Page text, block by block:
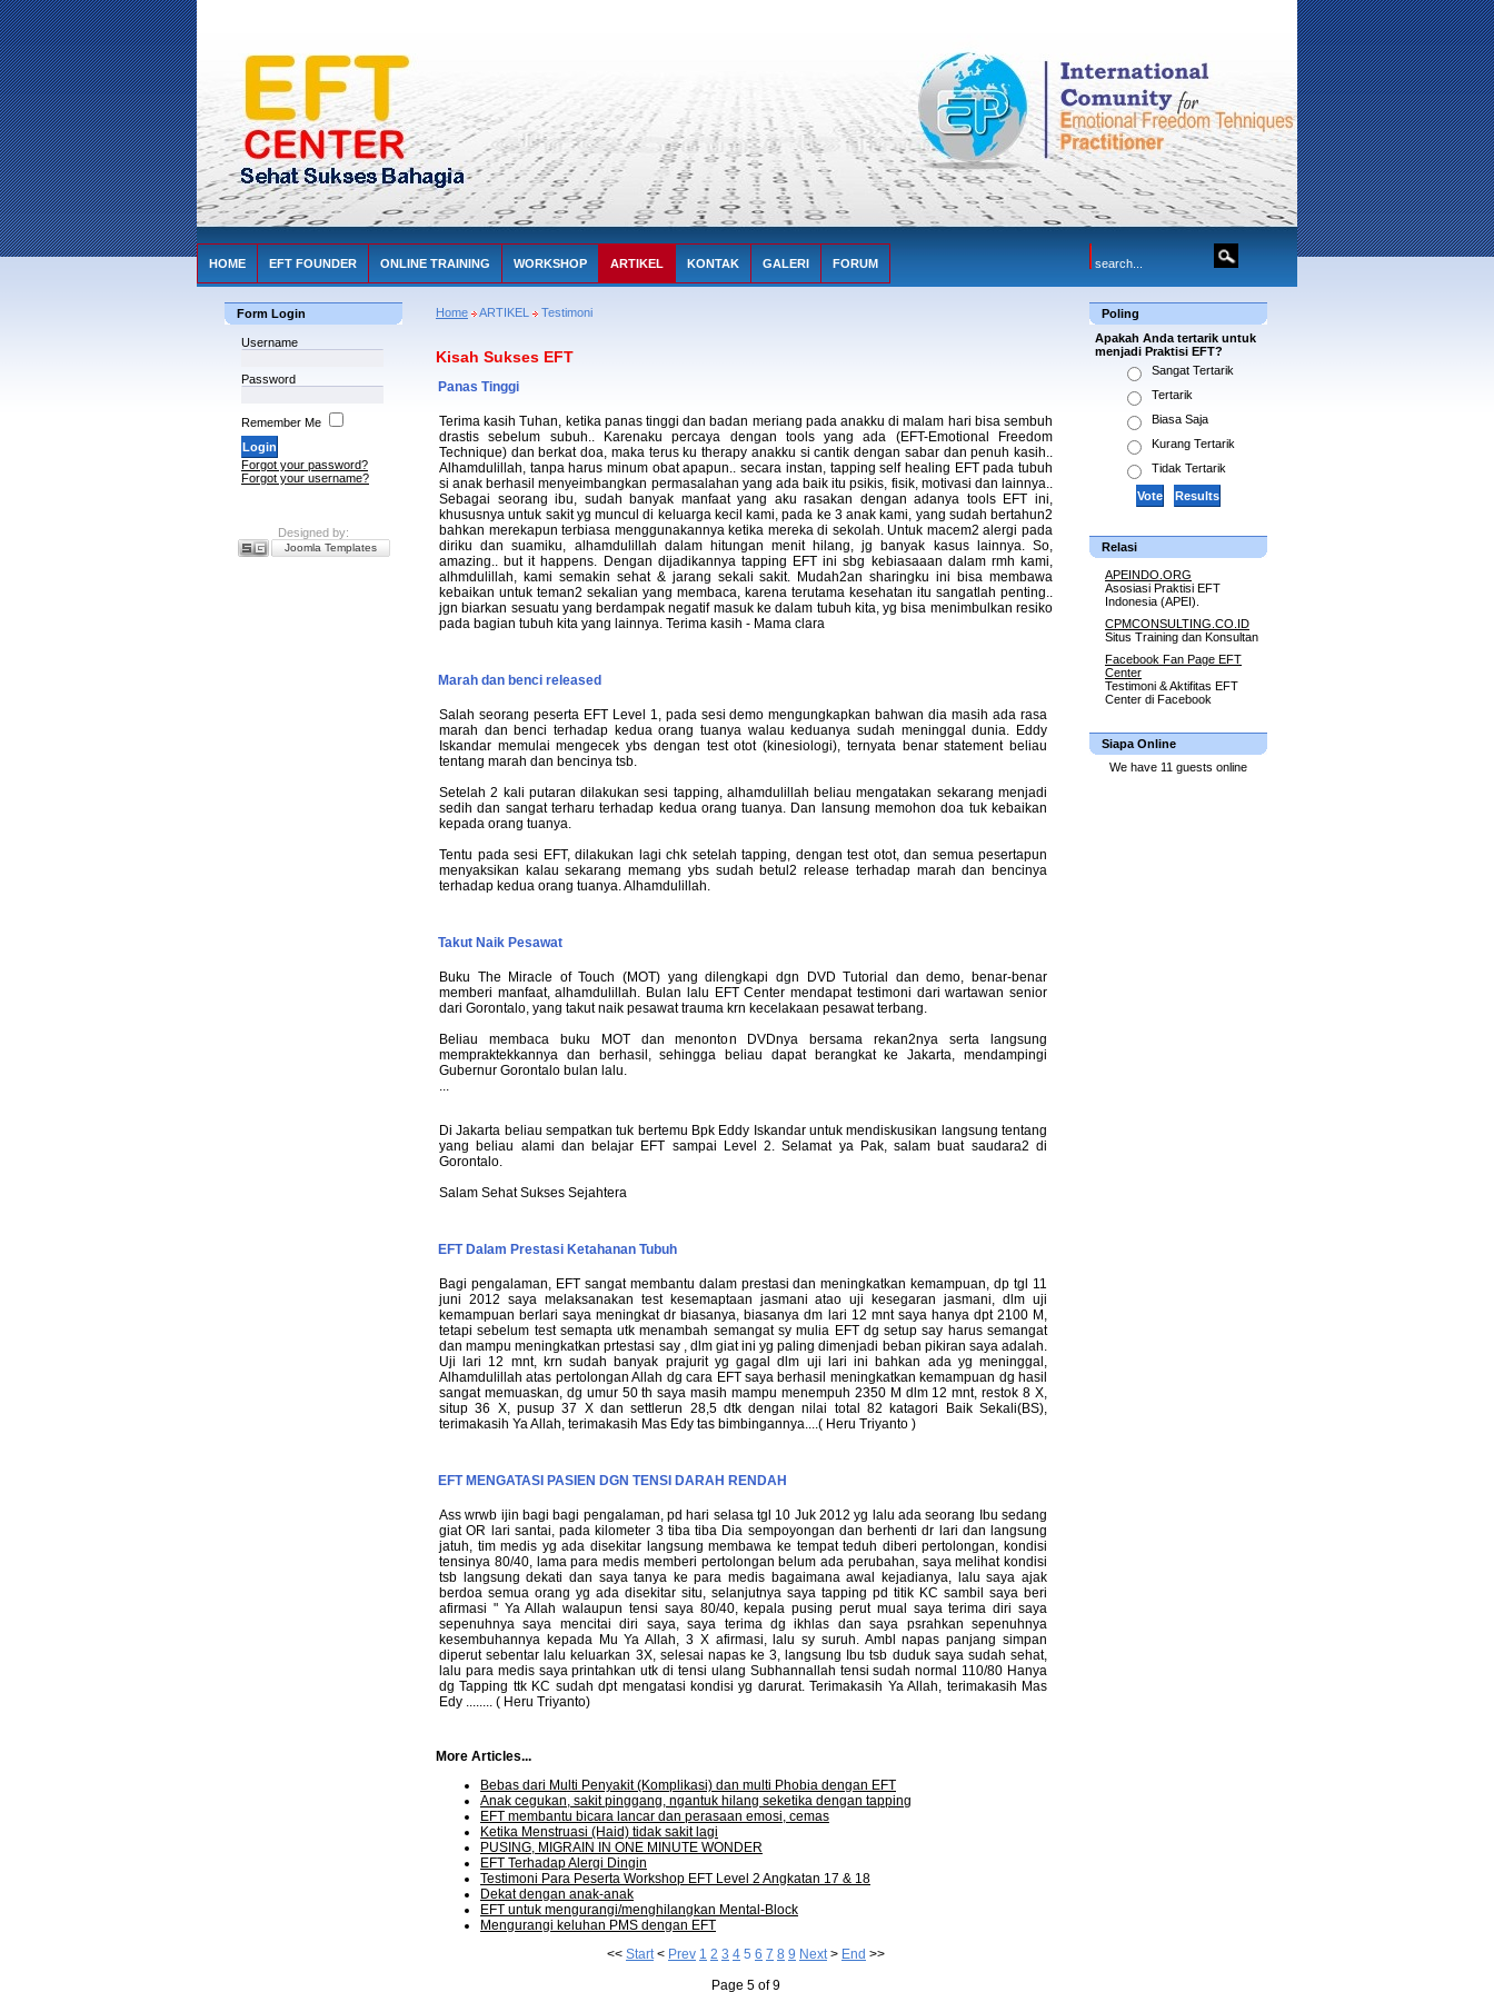
HOME EFT FOUNDER ONLINE TRAINING WORKSHOP ARTIKEL KONTAK GALERI FORUM
Form Login
Username
Password
Remember Me
Forgot your password?
Forgot your username?
Designed by:
Joomla Templates
Home ARTIKEL Testimoni
Kisah Sukses EFT
Panas Tinggi
Terima kasih Tuhan, ketika panas tinggi dan badan meriang pada anakku di malam hari bisa sembuh
drastis sebelum subuh.. Karenaku percaya dengan tools yang ada (EFT-Emotional Freedom
Technique) dan berkat doa, maka terus ku therapy anakku si cantik dengan sabar dan penuh kasih..
Alhamdulillah, tanpa harus minum obat apapun.. secara instan, tapping self healing EFT pada tubuh
si anak berhasil menyeimbangkan permasalahan yang ada baik itu psikis, fisik, motivasi dan lainnya..
Sebagai seorang ibu, sudah banyak manfaat yang aku rasakan dengan adanya tools EFT ini,
khususnya untuk sakit yg muncul di keluarga kecil kami, pada ke 3 anak kami, yang sudah bertahun2
bahkan merekapun terbiasa menggunakannya ketika mereka di sekolah. Untuk macem2 alergi pada
diriku dan suamiku, alhamdulillah dalam hitungan menit hilang, jg banyak kasus lainnya. So,
amazing.. but it happens. Dengan dijadikannya tapping EFT ini sbg kebiasaaan dalam rmh kami,
alhmdulillah, kami semakin sehat & jarang sekali sakit. Mudah2an sharingku ini bisa membawa
kebaikan untuk teman2 sekalian yang membaca, karena terutama kesehatan itu sangatlah penting..
jgn biarkan sesuatu yang berdampak negatif masuk ke dalam tubuh kita, yg bisa menimbulkan resiko
pada bagian tubuh kita yang lainnya. Terima kasih - Mama clara
Marah dan benci released
Salah seorang peserta EFT Level 1, pada sesi demo mengungkapkan bahwan dia masih ada rasa
marah dan benci terhadap kedua orang tuanya walau keduanya sudah meninggal dunia. Eddy
Iskandar memulai mengecek ybs dengan test otot (kinesiologi), ternyata benar statement beliau
tentang marah dan bencinya tsb.
Setelah 2 kali putaran dilakukan sesi tapping, alhamdulillah beliau mengatakan sekarang menjadi
sedih dan sangat terharu terhadap kedua orang tuanya. Dan lansung memohon doa tuk kebaikan
kepada orang tuanya.
Tentu pada sesi EFT, dilakukan lagi chk setelah tapping, dengan test otot, dan semua pesertapun
menyaksikan kalau sekarang memang ybs sudah betul2 release terhadap marah dan bencinya
terhadap kedua orang tuanya. Alhamdulillah.
Takut Naik Pesawat
Buku The Miracle of Touch (MOT) yang dilengkapi dgn DVD Tutorial dan demo, benar-benar
memberi manfaat, alhamdulillah. Bulan lalu EFT Center mendapat testimoni dari wartawan senior
dari Gorontalo, yang takut naik pesawat trauma krn kecelakaan pesawat terbang.
Beliau membaca buku MOT dan menonton DVDnya bersama rekan2nya serta langsung
mempraktekkannya dan berhasil, sehingga beliau dapat berangkat ke Jakarta, mendampingi
Gubernur Gorontalo bulan lalu.
...
Di Jakarta beliau sempatkan tuk bertemu Bpk Eddy Iskandar untuk mendiskusikan langsung tentang
yang beliau alami dan belajar EFT sampai Level 2. Selamat ya Pak, salam buat saudara2 di
Gorontalo.
Salam Sehat Sukses Sejahtera
EFT Dalam Prestasi Ketahanan Tubuh
Bagi pengalaman, EFT sangat membantu dalam prestasi dan meningkatkan kemampuan, dp tgl 11
juni 2012 saya melaksanakan test kesemaptaan jasmani atao uji kesegaran jasmani, dlm uji
kemampuan berlari saya meningkat dr biasanya, biasanya dm lari 12 mnt saya hanya dpt 2100 M,
tetapi sebelum test semapta utk menambah semangat sy mulia EFT dg setup say harus semangat
dan mampu meningkatkan prtestasi say , dlm giat ini yg paling dimenjadi beban pikiran saya adalah.
Uji lari 12 mnt, krn sudah banyak prajurit yg gagal dlm uji lari ini bahkan ada yg meninggal,
Alhamdulillah atas pertolongan Allah dg cara EFT saya berhasil meningkatkan kemampuan dg hasil
sangat memuaskan, dg umur 50 th saya masih mampu menempuh 2350 M dlm 12 mnt, restok 8 X,
situp 36 X, pusup 37 X dan settlerun 28,5 dtk dengan nilai total 82 katagori Baik Sekali(BS),
terimakasih Ya Allah, terimakasih Mas Edy tas bimbingannya....( Heru Triyanto )
EFT MENGATASI PASIEN DGN TENSI DARAH RENDAH
Ass wrwb ijin bagi bagi pengalaman, pd hari selasa tgl 10 Juk 2012 yg lalu ada seorang Ibu sedang
giat OR lari santai, pada kilometer 3 tiba tiba Dia sempoyongan dan berhenti dr lari dan langsung
jatuh, tim medis yg ada disekitar langsung membawa ke tempat teduh diberi pertolongan, kondisi
tensinya 80/40, lama para medis memberi pertolongan belum ada perubahan, saya melihat kondisi
tsb langsung dekati dan saya tanya ke para medis bagaimana awal kejadianya, lalu saya ajak
berdoa semua orang yg ada disekitar situ, selanjutnya saya tapping pd titik KC sambil saya beri
afirmasi " Ya Allah walaupun tensi saya 80/40, kepala pusing perut mual saya terima diri saya
sepenuhnya saya mencitai diri saya, saya terima dg ikhlas dan saya psrahkan sepenuhnya
kesembuhannya kepada Mu Ya Allah, 3 X afirmasi, lalu sy suruh. Ambl napas panjang simpan
diperut sebentar lalu keluarkan 3X, selesai napas ke 3, langsung Ibu tsb duduk saya sudah sehat,
lalu para medis saya printahkan utk di tensi ulang Subhannallah tensi sudah normal 110/80 Hanya
dg Tapping ttk KC sudah dpt mengatasi kondisi yg darurat. Terimakasih Ya Allah, terimakasih Mas
Edy ........ ( Heru Triyanto)
More Articles...
Bebas dari Multi Penyakit (Komplikasi) dan multi Phobia dengan EFT
Anak cegukan, sakit pinggang, ngantuk hilang seketika dengan tapping
EFT membantu bicara lancar dan perasaan emosi, cemas
Ketika Menstruasi (Haid) tidak sakit lagi
PUSING, MIGRAIN IN ONE MINUTE WONDER
EFT Terhadap Alergi Dingin
Testimoni Para Peserta Workshop EFT Level 2 Angkatan 17 & 18
Dekat dengan anak-anak
EFT untuk mengurangi/menghilangkan Mental-Block
Mengurangi keluhan PMS dengan EFT
<< Start< Prev 1 2 3 4 5 6 7 8 9 Next> End >>
Page 5 of 9
Poling
Apakah Anda tertarik untuk
menjadi Praktisi EFT?
Sangat Tertarik
Tertarik
Biasa Saja
Kurang Tertarik
Tidak Tertarik
Relasi
APEINDO.ORG
Asosiasi Praktisi EFT
Indonesia (APEI).
CPMCONSULTING.CO.ID
Situs Training dan Konsultan
Facebook Fan Page EFT
Center
Testimoni & Aktifitas EFT
Center di Facebook
Siapa Online
We have 11 guests online